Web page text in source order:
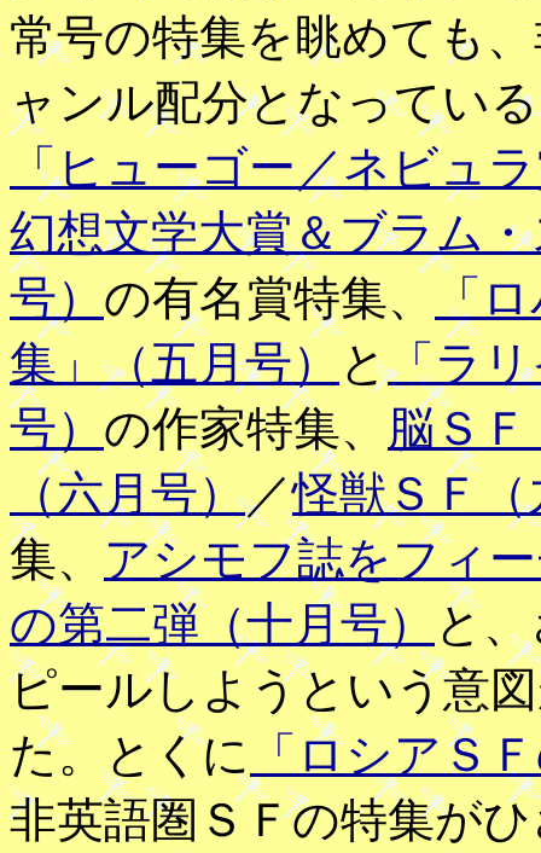
常号の特集を眺めても
ャンル配分となってい
「ヒューゴー／ネビュ
幻想文学大賞＆ブラム
号） の有名賞特集、
「
集」（五月号）
と「ラ
号） の作家特集、 脳Ｓ
（六月号）／怪獣ＳＦ
集、 アシモフ誌をフィ
の第二弾（十月号）
と
ピールしようという意
た。とくに 「ロシアＳ
非英語圏ＳＦの特集が